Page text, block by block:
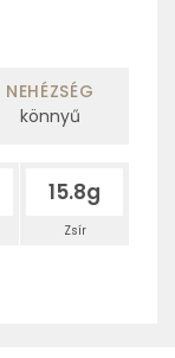
NEHÉZSÉG
könnyű
15.8g
Zsír